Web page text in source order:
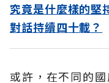
究竟是什麼樣的堅
對話持續四十載？
或許，在不同的